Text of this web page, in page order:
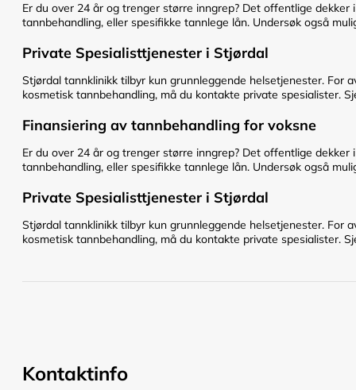
Er du over 24 år og trenger større inngrep? Det offentlige
tannbehandling, eller spesifikke tannlege lån. Undersøk også
Private Spesialisttjenester i Stjørdal
Stjørdal tannklinikk tilbyr kun grunnleggende helsetjenester. For
kosmetisk tannbehandling, må du kontakte private spesialister.
Finansiering av tannbehandling for voksne
Er du over 24 år og trenger større inngrep? Det offentlige
tannbehandling, eller spesifikke tannlege lån. Undersøk også
Private Spesialisttjenester i Stjørdal
Stjørdal tannklinikk tilbyr kun grunnleggende helsetjenester. For
kosmetisk tannbehandling, må du kontakte private spesialister.
Kontaktinfo